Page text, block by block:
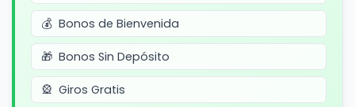
Bonos de Bienvenida
Bonos Sin Depósito
Giros Gratis